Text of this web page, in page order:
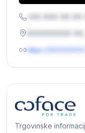
https://
Trgovinske